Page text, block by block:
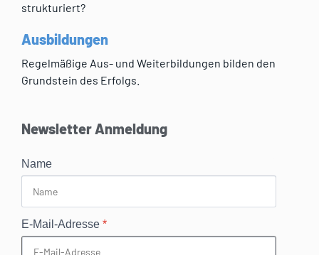
strukturiert?
Ausbildungen
Regelmäßige Aus- und Weiterbildungen bilden den
Grundstein des Erfolgs.
Newsletter Anmeldung
Name
E-Mail-Adresse *